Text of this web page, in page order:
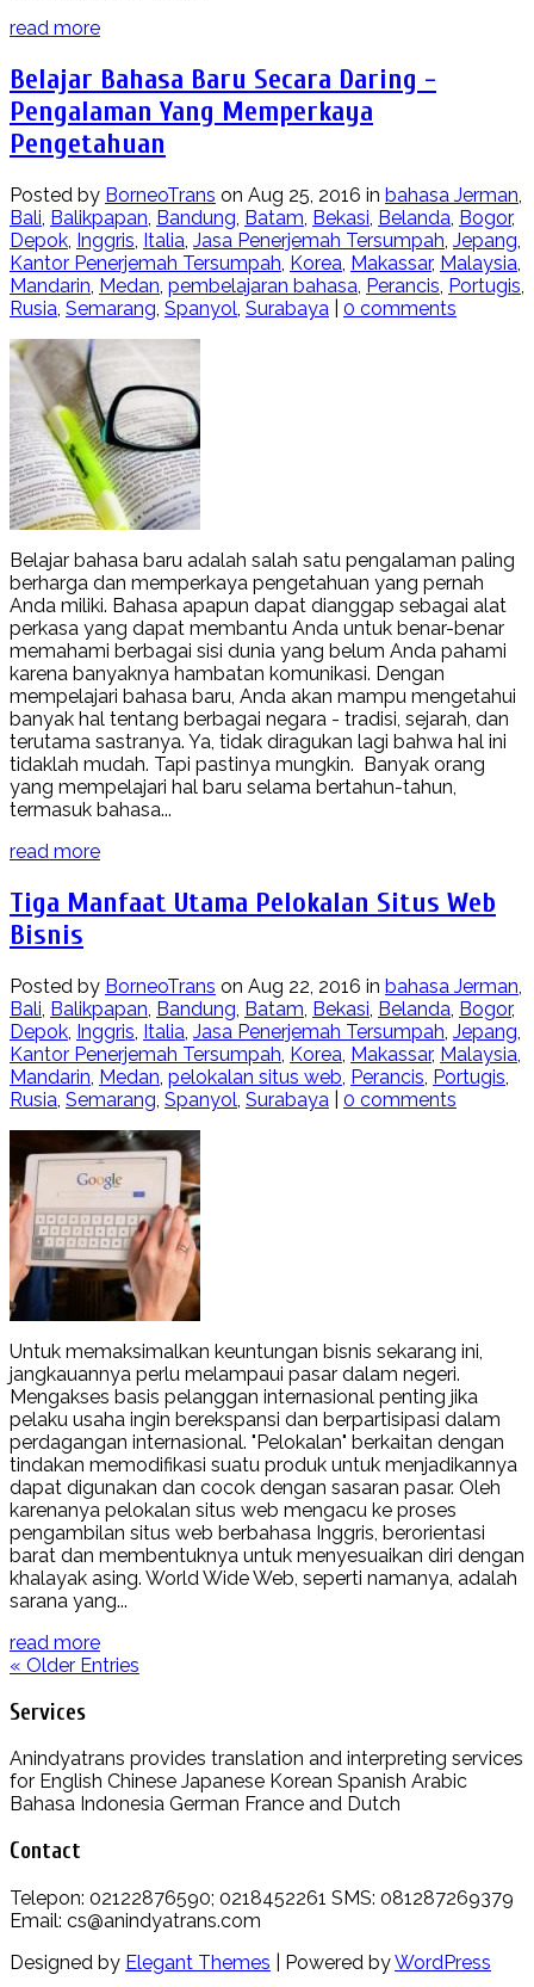
read more
Belajar Bahasa Baru Secara Daring -
Pengalaman Yang Memperkaya
Pengetahuan
Posted by BorneoTrans on Aug 25, 2016 in bahasa Jerman,
Bali, Balikpapan, Bandung, Batam, Bekasi, Belanda, Bogor,
Depok, Inggris, Italia, Jasa Penerjemah Tersumpah, Jepang,
Kantor Penerjemah Tersumpah, Korea, Makassar, Malaysia,
Mandarin, Medan, pembelajaran bahasa, Perancis, Portugis,
Rusia, Semarang, Spanyol, Surabaya 0 comments
Belajar bahasa baru adalah salah satu pengalaman paling
berharga dan memperkaya pengetahuan yang pernah
Anda miliki. Bahasa apapun dapat dianggap sebagai alat
perkasa yang dapat membantu Anda untuk benar-benar
memahami berbagai sisi dunia yang belum Anda pahami
karena banyaknya hambatan komunikasi. Dengan
mempelajari bahasa baru, Anda akan mampu mengetahui
banyak hal tentang berbagai negara - tradisi, sejarah, dan
terutama sastranya. Ya, tidak diragukan lagi bahwa hal ini
tidaklah mudah. Tapi pastinya mungkin. Banyak orang
yang mempelajari hal baru selama bertahun-tahun,
termasuk bahasa...
read more
Tiga Manfaat Utama Pelokalan Situs Web
Bisnis
Posted by BorneoTrans on Aug 22, 2016 in bahasa Jerman,
Bali, Balikpapan, Bandung, Batam, Bekasi, Belanda, Bogor,
Depok, Inggris, Italia, Jasa Penerjemah Tersumpah, Jepang,
Kantor Penerjemah Tersumpah, Korea, Makassar, Malaysia,
Mandarin, Medan, pelokalan situs web, Perancis, Portugis,
Rusia, Semarang, Spanyol, Surabaya 0 comments
Untuk memaksimalkan keuntungan bisnis sekarang ini,
jangkauannya perlu melampaui pasar dalam negeri.
Mengakses basis pelanggan internasional penting jika
pelaku usaha ingin berekspansi dan berpartisipasi dalam
perdagangan internasional. "Pelokalan" berkaitan dengan
tindakan memodifikasi suatu produk untuk menjadikannya
dapat digunakan dan cocok dengan sasaran pasar. Oleh
karenanya pelokalan situs web mengacu ke proses
pengambilan situs web berbahasa Inggris, berorientasi
barat dan membentuknya untuk menyesuaikan diri dengan
khalayak asing. World Wide Web, seperti namanya, adalah
sarana yang...
read more
« Older Entries
Services
Anindyatrans provides translation and interpreting services
for English Chinese Japanese Korean Spanish Arabic
Bahasa Indonesia German France and Dutch
Contact
Telepon: 02122876590; 0218452261 SMS: 081287269379
Email: cs@anindyatrans.com
Designed by Elegant Themes | Powered byWordPress